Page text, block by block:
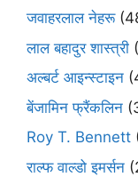
जवाहरलाल नेहरू
लाल बहादुर शास्त्री
अल्बर्ट आइन्स्टाइन
बेंजामिन फ्रैंकलिन
Roy T. Bennett
राल्फ वाल्डो इमर्सन